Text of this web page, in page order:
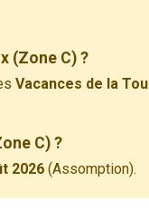
(Zone C) ?
Vacances de la
C) ?
2026 (Assomption).